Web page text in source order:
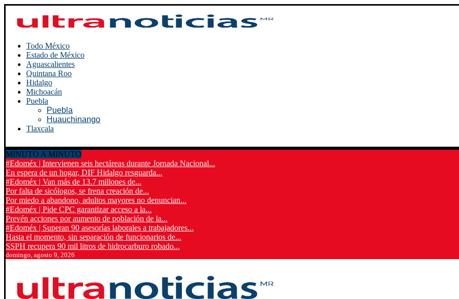
Todo México
Estado de México
Aguascalientes
Quintana Roo
Hidalgo
Michoacán
Puebla
Puebla
Huauchinango
Tlaxcala
MINUTO A MINUTO
#Edoméx | Intervienen seis hectáreas durante Jornada Nacional...
En espera de un hogar, DIF Hidalgo resguarda...
#Edoméx | Van más de 13.7 millones de...
Por falta de sicólogos, se frena creación de...
Por miedo a abandono, adultos mayores no denuncian...
#Edoméx | Pide CPC garantizar acceso a la...
Prevén acciones por aumento de población de la...
#Edoméx | Superan 90 asesorías laborales a trabajadores...
Hasta el momento, sin separación de funcionarios de...
SSPH recupera 90 mil litros de hidrocarburo robado...
domingo, agosto 9, 2026